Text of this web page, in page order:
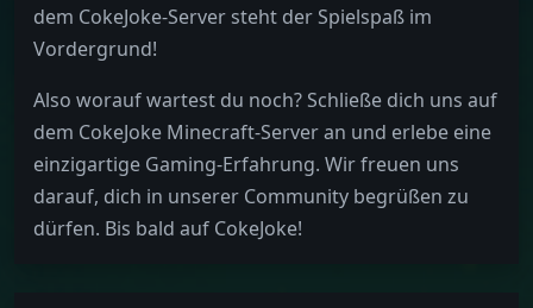
dem CokeJoke-Server steht der Spielspaß im
Vordergrund!
Also worauf wartest du noch? Schließe dich uns auf
dem CokeJoke Minecraft-Server an und erlebe eine
einzigartige Gaming-Erfahrung. Wir freuen uns
darauf, dich in unserer Community begrüßen zu
dürfen. Bis bald auf CokeJoke!